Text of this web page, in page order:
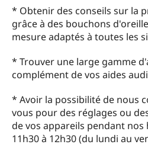
* Obtenir des conseils sur la
grâce à des bouchons
mesure adaptés à toutes les
* Trouver une large gamme
complément de vos aides
* Avoir la possibilité de nous
vous pour des réglages ou
de vos appareils pendant nos
11h30 à 12h30 (du lundi au